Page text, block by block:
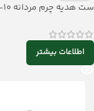
ست هدیه چرم مردانه mrc131-10
اطلاعات بیشتر